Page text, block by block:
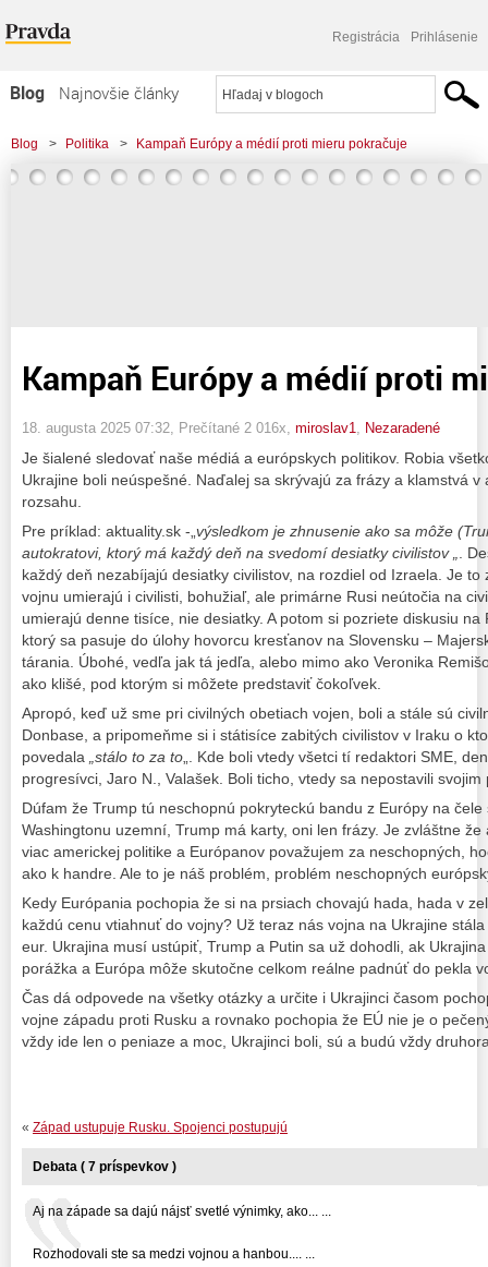
Registrácia Prihlásenie
Blog
Najnovšie články
Najčítanejšie články
Najkomentovanejšie články
Blog > Politika > Kampaň Európy a médií proti mieru pokračuje
Kampaň Európy a médií proti
18. augusta 2025 07:32 , Prečítané 2 016x, miroslav1 Nezaradené
Je šialené sledovať naše médiá a európskych politikov. Robia
Ukrajine boli neúspešné. Naďalej sa skrývajú za frázy a klamstvá
rozsahu.
Pre príklad: aktuality.sk -„ výsledkom je zhnusenie ako sa môže
autokratovi, ktorý má každý deň na svedomí desiatky civilistov „
.
každý deň nezabíjajú desiatky civilistov, na rozdiel od Izraela. Je to
vojnu umierajú i civilisti, bohužiaľ, ale primárne Rusi neútočia na
umierajú denne tisíce, nie desiatky. A potom si pozriete diskusiu
ktorý sa pasuje do úlohy hovorcu kresťanov na Slovensku –
tárania. Úbohé, vedľa jak tá jedľa, alebo mimo ako Veronika
ako klišé, pod ktorým si môžete predstaviť čokoľvek.
Apropó, keď už sme pri civilných obetiach vojen, boli a stále sú
Donbase, a pripomeňme si i státisíce zabitých civilistov v Iraku o
povedala
„stálo to za to „. Kde boli vtedy všetci tí redaktori SME,
progresívci, Jaro N., Valašek. Boli ticho, vtedy sa nepostavili
Dúfam že Trump tú neschopnú pokryteckú bandu z Európy na
Washingtonu uzemní, Trump má karty, oni len frázy. Je zvláštne
viac americkej politike a Európanov považujem za neschopných,
ako k handre. Ale to je náš problém, problém neschopných
Kedy Európania pochopia že si na prsiach chovajú hada, hada v
každú cenu vtiahnuť do vojny? Už teraz nás vojna na Ukrajine
eur. Ukrajina musí ustúpiť, Trump a Putin sa už dohodli, ak
porážka a Európa môže skutočne celkom reálne padnúť do pekla
Čas dá odpovede na všetky otázky a určite i Ukrajinci časom
vojne západu proti Rusku a rovnako pochopia že EÚ nie je o
vždy ide len o peniaze a moc, Ukrajinci boli, sú a budú vždy
« Západ ustupuje Rusku. Spojenci postupujú
Debata ( 7 príspevkov )
Aj na západe sa dajú nájsť svetlé výnimky, ako... ...
Rozhodovali ste sa medzi vojnou a hanbou.... ...